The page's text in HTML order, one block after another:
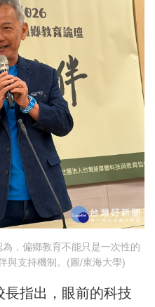
，偏鄉教育不能只是一次性的
與支持機制。(圖/東海大學)
指出，眼前的科技